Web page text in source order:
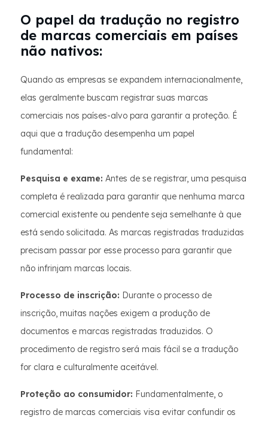
O papel da tradução no registro
de marcas comerciais em países
não nativos:
Quando as empresas se expandem internacionalmente,
elas geralmente buscam registrar suas marcas
comerciais nos países-alvo para garantir a proteção. É
aqui que a tradução desempenha um papel
fundamental:
Pesquisa e exame: Antes de se registrar, uma pesquisa
completa é realizada para garantir que nenhuma marca
comercial existente ou pendente seja semelhante à que
está sendo solicitada. As marcas registradas traduzidas
precisam passar por esse processo para garantir que
não infrinjam marcas locais.
Processo de inscrição: Durante o processo de
inscrição, muitas nações exigem a produção de
documentos e marcas registradas traduzidos. O
procedimento de registro será mais fácil se a tradução
for clara e culturalmente aceitável.
Proteção ao consumidor: Fundamentalmente, o
registro de marcas comerciais visa evitar confundir os